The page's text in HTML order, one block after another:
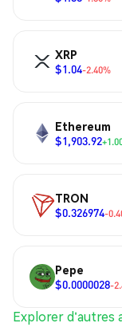
XRP
$1.04-2.40%
Ethereum
$1,903.92
TRON
$0.326974-
Pepe
$0.0000028-
Explorer d'autres